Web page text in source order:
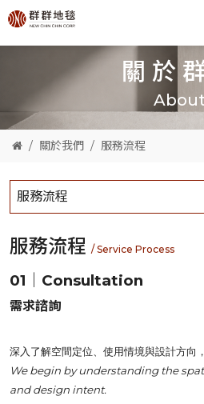
關於
關於我們 服務流程
服務流程
服務流程 / Service Process
01｜Consultation
需求諮詢
深入了解空間定位、使用情境與設計方向
We begin by understanding the
and design intent.